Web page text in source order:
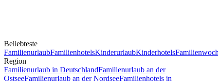
Beliebteste
FamilienurlaubFamilienhotelsKinderurlaubKinderhotels
Region
Familienurlaub in DeutschlandFamilienurlaub an der
OstseeFamilienurlaub an der NordseeFamilienhotels in